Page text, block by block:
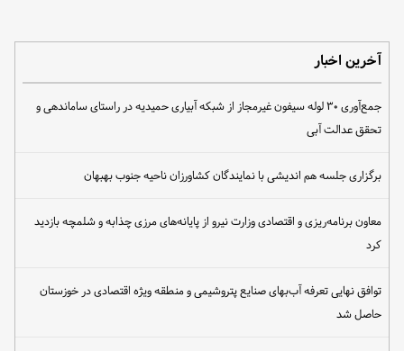
آخرین اخبار
جمع‌آوری ۳۰ لوله سیفون غیرمجاز از شبکه آبیاری حمیدیه در راستای ساماندهی و
تحقق عدالت آبی
برگزاری جلسه هم اندیشی با نمایندگان کشاورزان ناحیه جنوب بهبهان
معاون برنامه‌ریزی و اقتصادی وزارت نیرو از پایانه‌های مرزی چذابه و شلمچه بازدید
کرد
توافق نهایی تعرفه آب‌بهای صنایع پتروشیمی و منطقه ویژه اقتصادی در خوزستان
حاصل شد